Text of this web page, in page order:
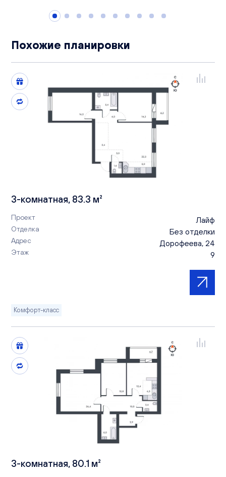
Похожие планировки
3-комнатная, 83.3 м²
Проект Лайф
Отделка Без отделки
Адрес Дорофеева, 24
Этаж 9
Комфорт-класс
3-комнатная, 80.1 м²